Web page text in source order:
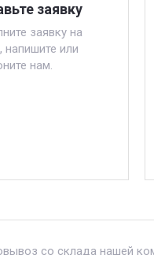
заявку
заявку на
напишите или
нам.
со склада нашей